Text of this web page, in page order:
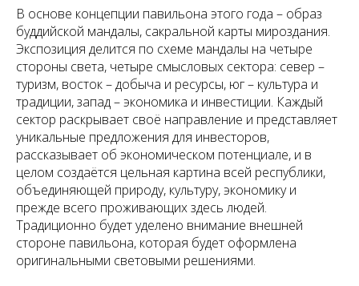
В основе концепции павильона этого года – образ
буддийской мандалы, сакральной карты мироздания.
Экспозиция делится по схеме мандалы на четыре
стороны света, четыре смысловых сектора: север –
туризм, восток – добыча и ресурсы, юг – культура и
традиции, запад – экономика и инвестиции. Каждый
сектор раскрывает своё направление и представляет
уникальные предложения для инвесторов,
рассказывает об экономическом потенциале, и в
целом создаётся цельная картина всей республики,
объединяющей природу, культуру, экономику и
прежде всего проживающих здесь людей.
Традиционно будет уделено внимание внешней
стороне павильона, которая будет оформлена
оригинальными световыми решениями.